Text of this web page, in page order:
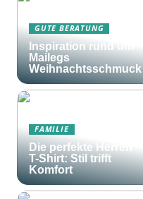
GUTE BERATUNG
Inspiration rund um
Mailegs
Weihnachtsschmuck
FAMILIE
Die perfekte Herren
T-Shirt: Stil trifft
Komfort